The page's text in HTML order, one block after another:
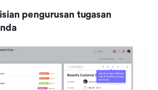
pengurusan tugasan